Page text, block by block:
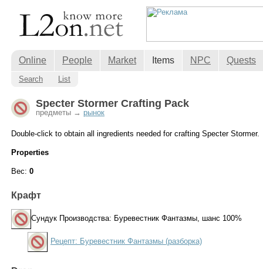
Online People Market Items NPC Quests
Search List
Specter Stormer Crafting Pack
предметы → рынок
Double-click to obtain all ingredients needed for crafting Specter Stormer.
Properties
Вес: 0
Крафт
Сундук Производства: Буревестник Фантазмы, шанс 100%
Рецепт: Буревестник Фантазмы (разборка)